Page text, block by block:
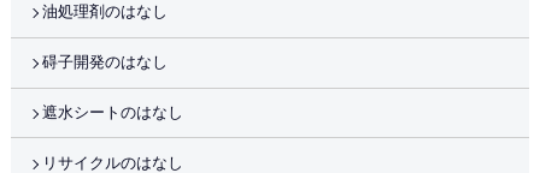
油処理剤のはなし
碍子開発のはなし
遮水シートのはなし
リサイクルのはなし